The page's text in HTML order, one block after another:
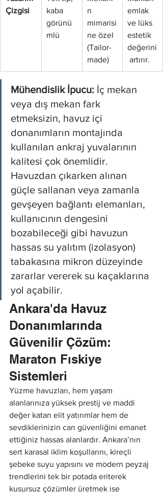
Çizgisi
kaba
görünü
mlü
n
mimarisi
ne özel
(Tailor-
made)
emlak
ve lüks
estetik
değerini
artırır.
Mühendislik İpucu: İç mekan
veya dış mekan fark
etmeksizin, havuz içi
donanımların montajında
kullanılan ankraj yuvalarının
kalitesi çok önemlidir.
Havuzdan çıkarken alınan
güçle sallanan veya zamanla
gevşeyen bağlantı elemanları,
kullanıcının dengesini
bozabileceği gibi havuzun
hassas su yalıtım (izolasyon)
tabakasına mikron düzeyinde
zararlar vererek su kaçaklarına
yol açabilir.
Ankara'da Havuz
Donanımlarında
Güvenilir Çözüm:
Maraton Fıskiye
Sistemleri
Yüzme havuzları, hem yaşam
alanlarınıza yüksek prestij ve maddi
değer katan elit yatırımlar hem de
sevdiklerinizin can güvenliğini emanet
ettiğiniz hassas alanlardır. Ankara’nın
sert karasal iklim koşullarını, kireçli
şebeke suyu yapısını ve modern peyzaj
trendlerini tek bir potada eriterek
kusursuz çözümler üretmek ise